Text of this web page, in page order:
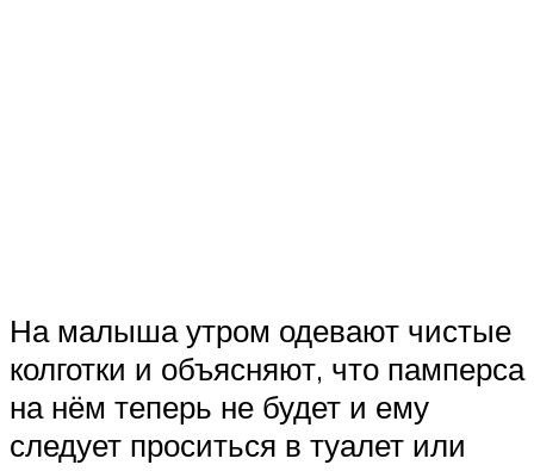
На малыша утром одевают чистые
колготки и объясняют, что памперса
на нём теперь не будет и ему
следует проситься в туалет или